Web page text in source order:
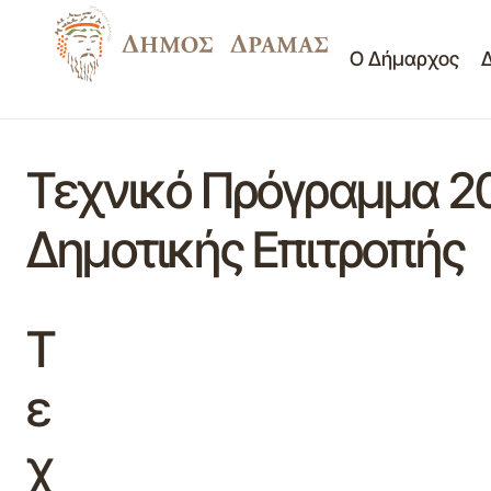
Ο Δήμαρχος
Τεχνικό Πρόγραμμα
Δημοτικής Επιτροπής
Τ
ε
χ